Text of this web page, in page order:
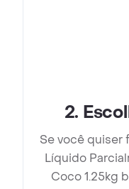
2.
Se você quiser
Líquido
Coco 1.25kg